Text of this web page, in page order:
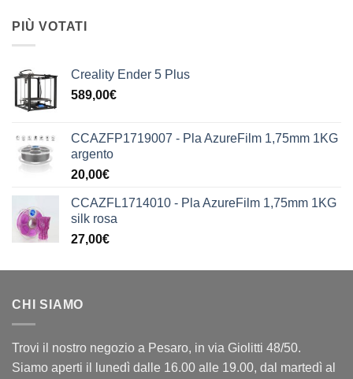
PIÙ VOTATI
Creality Ender 5 Plus
589,00€
CCAZFP1719007 - Pla AzureFilm 1,75mm 1KG
argento
20,00€
CCAZFL1714010 - Pla AzureFilm 1,75mm 1KG
silk rosa
27,00€
CHI SIAMO
Trovi il nostro negozio a Pesaro, in via Giolitti 48/50.
Siamo aperti il lunedì dalle 16.00 alle 19.00, dal martedì al